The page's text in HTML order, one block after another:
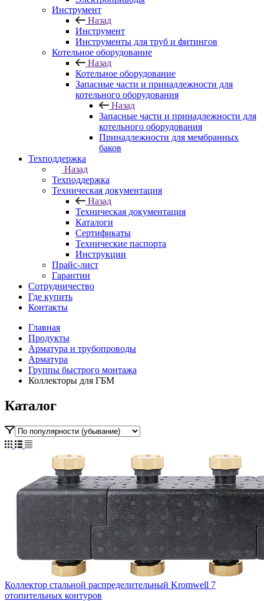
Инструмент
Назад
Инструмент
Инструменты для труб и фитингов
Котельное оборудование
Назад
Котельное оборудование
Запасные части и принадлежности для
котельного оборудования
Назад
Запасные части и принадлежности для
котельного оборудования
Принадлежности для мембранных
баков
Техподдержка
Назад
Техподдержка
Техническая документация
Назад
Техническая документация
Каталоги
Сертификаты
Технические паспорта
Инструкции
Прайс-лист
Гарантии
Сотрудничество
Где купить
Контакты
Главная
Продукты
Арматура и трубопроводы
Арматура
Группы быстрого монтажа
Коллекторы для ГБМ
Каталог
Коллектор стальной распределительный Kromwell 7
отопительных контуров